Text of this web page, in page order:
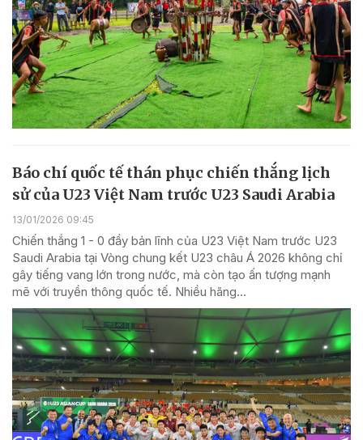
Báo chí quốc tế thán phục chiến thắng lịch
sử của U23 Việt Nam trước U23 Saudi Arabia
13/01/2026 09:45
Chiến thắng 1 - 0 đầy bản lĩnh của U23 Việt Nam trước U23
Saudi Arabia tại Vòng chung kết U23 châu Á 2026 không chỉ
gây tiếng vang lớn trong nước, mà còn tạo ấn tượng mạnh
mẽ với truyền thông quốc tế. Nhiều hãng...